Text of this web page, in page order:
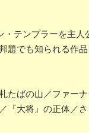
・テンプラーを主
題でも知られる作
たばの山／ファー
『大将』の正体／